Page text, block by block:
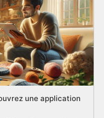
une application